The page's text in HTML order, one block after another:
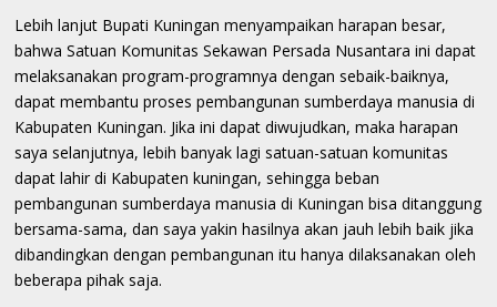
Lebih lanjut Bupati Kuningan menyampaikan harapan besar,
bahwa Satuan Komunitas Sekawan Persada Nusantara ini dapat
melaksanakan program-programnya dengan sebaik-baiknya,
dapat membantu proses pembangunan sumberdaya manusia di
Kabupaten Kuningan. Jika ini dapat diwujudkan, maka harapan
saya selanjutnya, lebih banyak lagi satuan-satuan komunitas
dapat lahir di Kabupaten kuningan, sehingga beban
pembangunan sumberdaya manusia di Kuningan bisa ditanggung
bersama-sama, dan saya yakin hasilnya akan jauh lebih baik jika
dibandingkan dengan pembangunan itu hanya dilaksanakan oleh
beberapa pihak saja.